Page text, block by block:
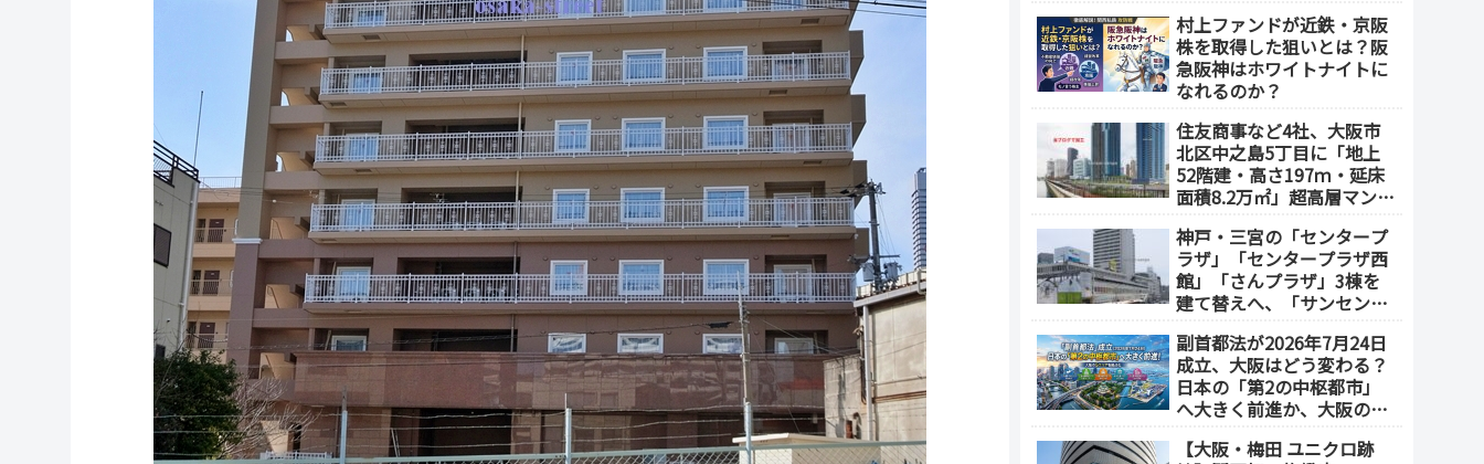
村上ファンドが近鉄・京阪
株を取得した狙いとは？阪
急阪神はホワイトナイトに
なれるのか？
住友商事など4社、大阪市
北区中之島5丁目に「地上
52階建・高さ197ｍ・延床
面積8.2万㎡」超高層マンシ
竣工
神戸・三宮の「センタープ
ラザ」「センタープラザ西
館」「さんプラザ」3棟を
建て替えへ、「サンセンタ
会」が2026年7月発足
副首都法が2026年7月24日
成立、大阪はどう変わる？
日本の「第2の中枢都市」
へ大きく前進か、大阪の5
【大阪・梅田 ユニクロ跡